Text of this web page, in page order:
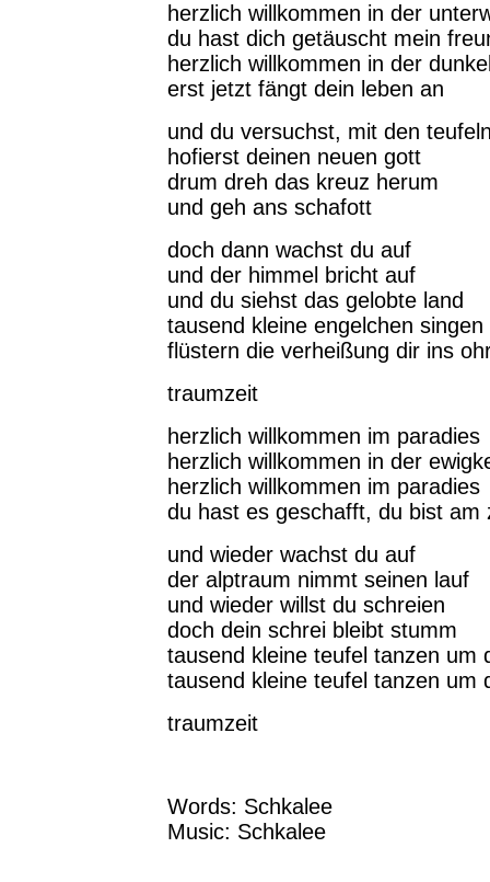
herzlich willkommen in der
du hast dich getäuscht mein
herzlich willkommen in der
erst jetzt fängt dein leben an
und du versuchst, mit den
hofierst deinen neuen gott
drum dreh das kreuz herum
und geh ans schafott
doch dann wachst du auf
und der himmel bricht auf
und du siehst das gelobte land
tausend kleine engelchen
flüstern die verheißung dir ins
traumzeit
herzlich willkommen im paradies
herzlich willkommen in der
herzlich willkommen im paradies
du hast es geschafft, du bist am
und wieder wachst du auf
der alptraum nimmt seinen lauf
und wieder willst du schreien
doch dein schrei bleibt stumm
tausend kleine teufel tanzen um
tausend kleine teufel tanzen um
traumzeit
Words: Schkalee
Music: Schkalee